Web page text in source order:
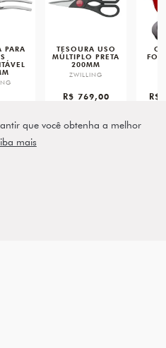
que você obtenha a melhor
mais
PARA TESOURA USO
MÚLTIPLO PRETA
200MM
ZWILLING
R$ 769,00 R$